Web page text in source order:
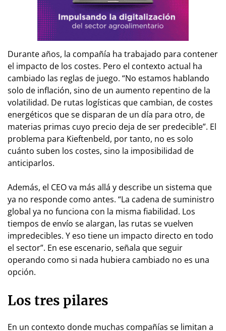
Durante años, la compañía ha trabajado para contener
el impacto de los costes. Pero el contexto actual ha
cambiado las reglas de juego. “No estamos hablando
solo de inflación, sino de un aumento repentino de la
volatilidad. De rutas logísticas que cambian, de costes
energéticos que se disparan de un día para otro, de
materias primas cuyo precio deja de ser predecible”. El
problema para Kieftenbeld, por tanto, no es solo
cuánto suben los costes, sino la imposibilidad de
anticiparlos.
Además, el CEO va más allá y describe un sistema que
ya no responde como antes. “La cadena de suministro
global ya no funciona con la misma fiabilidad. Los
tiempos de envío se alargan, las rutas se vuelven
impredecibles. Y eso tiene un impacto directo en todo
el sector”. En ese escenario, señala que seguir
operando como si nada hubiera cambiado no es una
opción.
Los tres pilares
En un contexto donde muchas compañías se limitan a